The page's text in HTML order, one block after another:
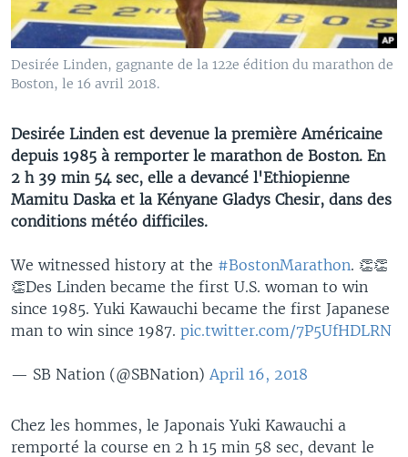
Desirée Linden, gagnante de la 122e édition du marathon de
Boston, le 16 avril 2018.
Desirée Linden est devenue la première Américaine
depuis 1985 à remporter le marathon de Boston. En
2 h 39 min 54 sec, elle a devancé l'Ethiopienne
Mamitu Daska et la Kényane Gladys Chesir, dans des
conditions météo difficiles.
We witnessed history at the #BostonMarathon. 👏👏
👏Des Linden became the first U.S. woman to win
since 1985. Yuki Kawauchi became the first Japanese
man to win since 1987. pic.twitter.com/7P5UfHDLRN
— SB Nation (@SBNation) April 16, 2018
Chez les hommes, le Japonais Yuki Kawauchi a
remporté la course en 2 h 15 min 58 sec, devant le